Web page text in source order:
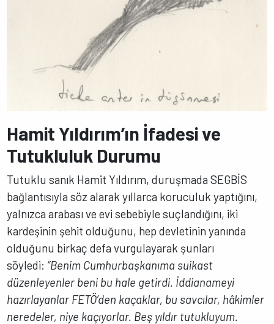
Hamit Yıldırım’ın İfadesi ve
Tutukluluk Durumu
Tutuklu sanık Hamit Yıldırım, duruşmada SEGBİS
bağlantısıyla söz alarak yıllarca koruculuk yaptığını,
yalnızca arabası ve evi sebebiyle suçlandığını, iki
kardeşinin şehit olduğunu, hep devletinin yanında
olduğunu birkaç defa vurgulayarak şunları
söyledi: “Benim Cumhurbaşkanıma suikast
düzenleyenler beni bu hale getirdi. İddianameyi
hazırlayanlar FETÖ’den kaçaklar, bu savcılar, hâkimler
neredeler, niye kaçıyorlar. Beş yıldır tutukluyum.